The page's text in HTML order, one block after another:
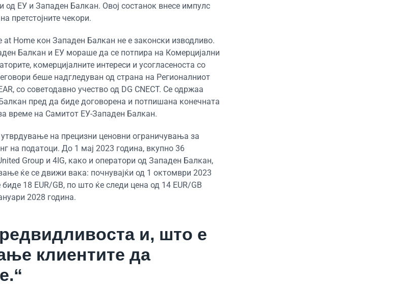
од ЕУ и Западен Балкан. Овој состанок внесе импулс
претстојните чекори.
Home кон Западен Балкан не е законски изводливо.
Балкан и ЕУ мораше да се потпира на Комерцијални
комерцијалните интереси и усогласеноста со
беше надгледуван од страна на Регионалниот
со советодавно учество од DG CNECT. Се одржаа
пред да биде договорена и потпишана конечната
време на Самитот ЕУ-Западен Балкан.
на прецизни ценовни ограничувања за
на податоци. До 1 мај 2023 година, вкупно 36
Group и 4IG, како и оператори од Западен Балкан,
ќе се движи вака: почнувајќи од 1 октомври 2023
18 EUR/GB, по што ќе следи цена од 14 EUR/GB
2028 година.
и, што е
клиентите да